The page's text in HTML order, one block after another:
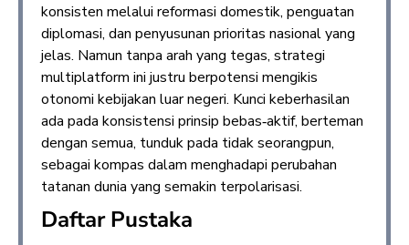
konsisten melalui reformasi domestik, penguatan
diplomasi, dan penyusunan prioritas nasional yang
jelas. Namun tanpa arah yang tegas, strategi
multiplatform ini justru berpotensi mengikis
otonomi kebijakan luar negeri. Kunci keberhasilan
ada pada konsistensi prinsip bebas‑aktif, berteman
dengan semua, tunduk pada tidak seorangpun,
sebagai kompas dalam menghadapi perubahan
tatanan dunia yang semakin terpolarisasi.
Daftar Pustaka